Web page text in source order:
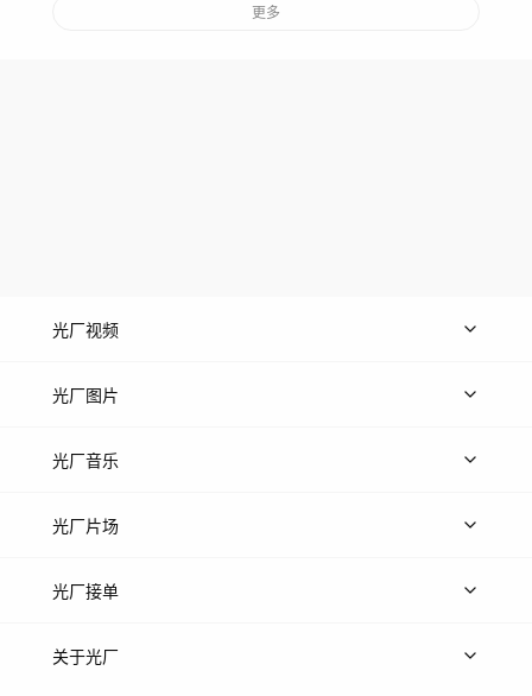
更多
光厂视频
上传视频
光厂图片
上传图片
光厂音乐
热门音乐
光厂片场
上传案例
光厂接单
上架服务
关于光厂